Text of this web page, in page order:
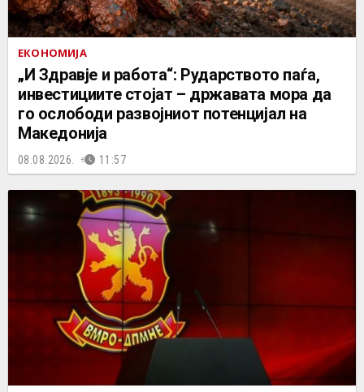
ЕКОНОМИЈА
„И Здравје и работа“: Рударството паѓа,
инвестициите стојат – државата мора да
го ослободи развојниот потенцијал на
Македонија
08.08.2026. 11:57